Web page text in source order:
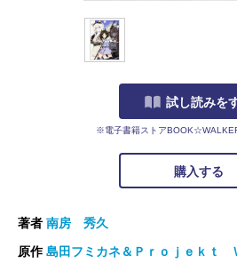
試し読みを
※電子書籍ストアBOOK☆WALKER
購入する
著者 南房 秀久
原作島田フミカネ＆Ｐｒｏｊｅｋｔ